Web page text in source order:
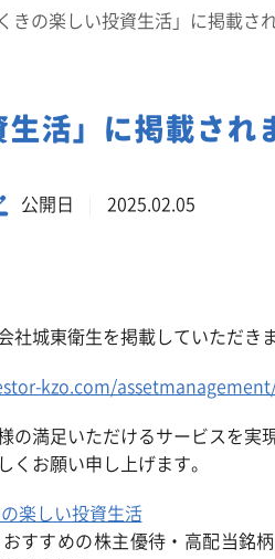
事業系一般廃棄物の定期
きの楽しい投資生活」に掲載さ
活」に掲載され
公開日 2025.02.05
社城東衛生を掲載していただきま
kzo.com/
の満足いただけるサービスを実
くお願い申し上げます。
楽しい投資生活
すすめの株主優待・高配当銘